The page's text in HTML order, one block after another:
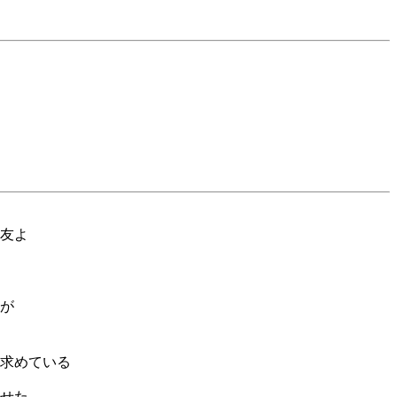
よ
めている